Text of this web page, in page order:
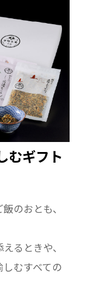
むギフト
のおとも、
るときや、
むすべての